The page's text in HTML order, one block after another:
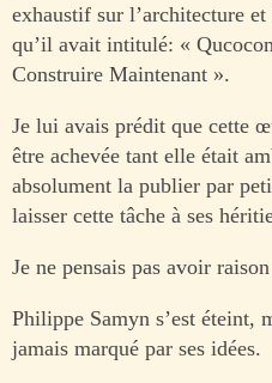
exhaustif sur l’architecture
qu’il avait intitulé: «
Construire Maintenant ».
Je lui avais prédit que cette
être achevée tant elle était
absolument la publier par
laisser cette tâche à ses
Je ne pensais pas avoir
Philippe Samyn s’est éteint,
jamais marqué par ses idées.